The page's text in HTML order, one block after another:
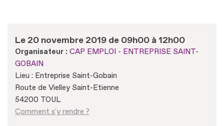
Le 20 novembre 2019 de 09h00 à 12h00
Organisateur : CAP EMPLOI - ENTREPRISE SAINT-
GOBAIN
Lieu : Entreprise Saint-Gobain
Route de Vielley Saint-Etienne
54200 TOUL
Comment s'y rendre ?